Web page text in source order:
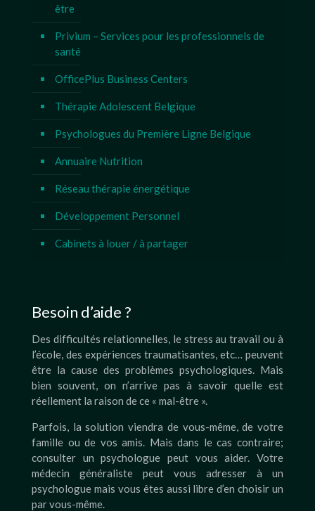
être
Privium – Services pour les professionnels de
santé
OfficePlus Business Centers
Thérapie Adolescent Belgique
Psychologues du Première Ligne Belgique
Annuaire Nutrition
Réseau thérapie énergétique
Développement Personnel
Cabinets à louer / à partager
Besoin d’aide ?
Des difficultés relationnelles, le stress au travail ou à
l’école, des expériences traumatisantes, etc… peuvent
être la cause des problèmes psychologiques. Mais
bien souvent, on n’arrive pas à savoir quelle est
réellement la raison de ce « mal-être ».
Parfois, la solution viendra de vous-même, de votre
famille ou de vos amis. Mais dans le cas contraire;
consulter un psychologue peut vous aider. Votre
médecin généraliste peut vous adresser à un
psychologue mais vous êtes aussi libre d’en choisir un
par vous-même.